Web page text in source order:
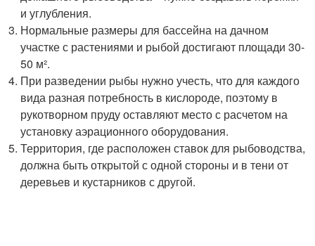
и углубления.
Нормальные размеры для бассейна на дачном
участке с растениями и рыбой достигают площади 30-
50 м².
При разведении рыбы нужно учесть, что для каждого
вида разная потребность в кислороде, поэтому в
рукотворном пруду оставляют место с расчетом на
установку аэрационного оборудования.
Территория, где расположен ставок для рыбоводства,
должна быть открытой с одной стороны и в тени от
деревьев и кустарников с другой.